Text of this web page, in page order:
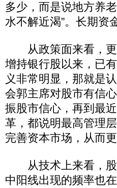
多少，而是说地方养
水不解近渴”。长期资
从政策面来看，更
增持银行股以来，已
义非常明显，那就是
会郭主席对股市有信
振股市信心，再到最
革，都说明最高管理
完善资本市场，从而
从技术上来看，股
中阳线出现的频率也